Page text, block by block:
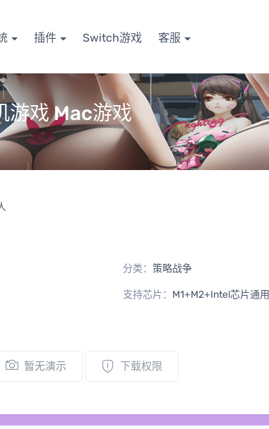
插件 Switch游戏 客服
游戏 Mac游戏
分类： 策略战争
支持芯片： M1+M2+Intel芯片通用
暂无演示 下载权限